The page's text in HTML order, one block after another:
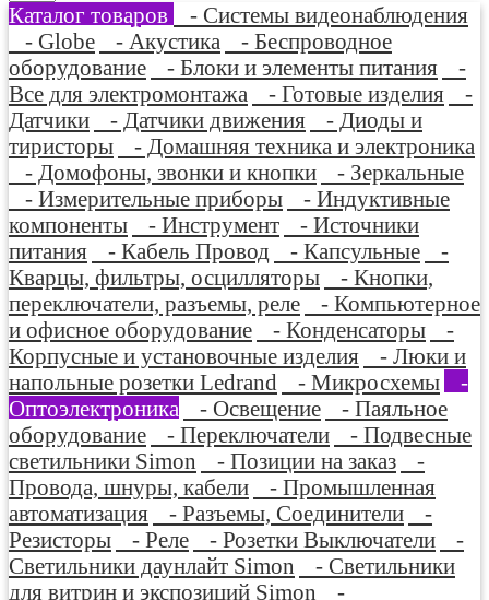
Каталог товаров
- Системы видеонаблюдения
- Globe
- Акустика
- Беспроводное
оборудование
- Блоки и элементы питания
-
Все для электромонтажа
- Готовые изделия
-
Датчики
- Датчики движения
- Диоды и
тиристоры
- Домашняя техника и электроника
- Домофоны, звонки и кнопки
- Зеркальные
- Измерительные приборы
- Индуктивные
компоненты
- Инструмент
- Источники
питания
- Кабель Провод - Капсульные
-
Кварцы, фильтры, осцилляторы
- Кнопки,
переключатели, разъемы, реле
- Компьютерное
и офисное оборудование
- Конденсаторы
-
Корпусные и установочные изделия
- Люки и
напольные розетки Ledrand
- Микросхемы
-
Оптоэлектроника
- Освещение
- Паяльное
оборудование
- Переключатели
- Подвесные
светильники Simon
- Позиции на заказ
-
Провода, шнуры, кабели
- Промышленная
автоматизация
- Разъемы, Соединители
-
Резисторы
- Реле - Розетки Выключатели
-
Светильники даунлайт Simon
- Светильники
для витрин и экспозиций Simon
-